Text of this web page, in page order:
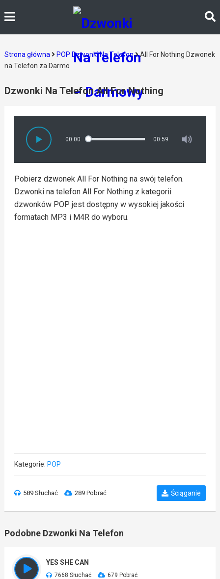
Strona główna POP Dzwonki Na Telefon
All For Nothing Dzwonek
na Telefon za Darmo
Dzwonki Na Telefon All For Nothing
00:00 00:59
Pobierz dzwonek All For Nothing na swój telefon.
Dzwonki na telefon All For Nothing z kategorii
dzwonków POP jest dostępny w wysokiej jakości
formatach MP3 i M4R do wyboru.
Kategorie: POP
589 Słuchać 289 Pobrać Ściąganie
Podobne Dzwonki Na Telefon
YES SHE CAN
7668 Słuchać 679 Pobrać